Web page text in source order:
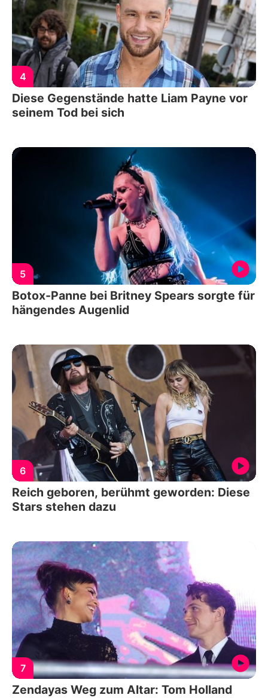
4
Diese Gegenstände hatte Liam Payne vor
seinem Tod bei sich
5
Botox-Panne bei Britney Spears sorgte für
hängendes Augenlid
6
Reich geboren, berühmt geworden: Diese
Stars stehen dazu
7
Zendayas Weg zum Altar: Tom Holland